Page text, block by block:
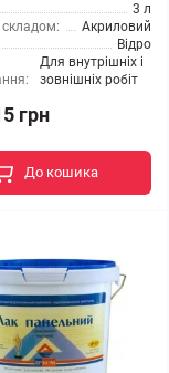
3 л
складом:
Акриловий
Відро
Для внутрішніх і
зовнішніх робіт
грн
До кошика